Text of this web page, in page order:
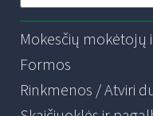
Mokesčių mokėtojų
Formos
Rinkmenos / Atviri